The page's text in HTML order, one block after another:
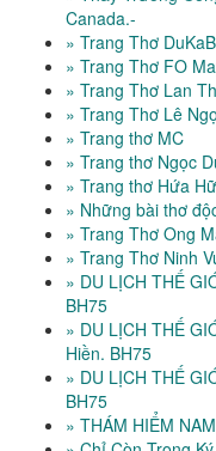
Canada.-
» Trang Thơ
» Trang Thơ FO
» Trang Thơ Lan
» Trang Thơ Lê
» Trang thơ MC
» Trang thơ Ngọc
» Trang thơ Hứa
» Những bài thơ
» Trang Thơ Ong
» Trang Thơ Ninh
» DU LỊCH THẾ
BH75
» DU LỊCH THẾ
Hiền. BH75
» DU LỊCH THẾ
BH75
» THÁM HIỂM